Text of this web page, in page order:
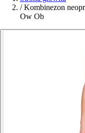
/ Kombinezon
Ow Ob